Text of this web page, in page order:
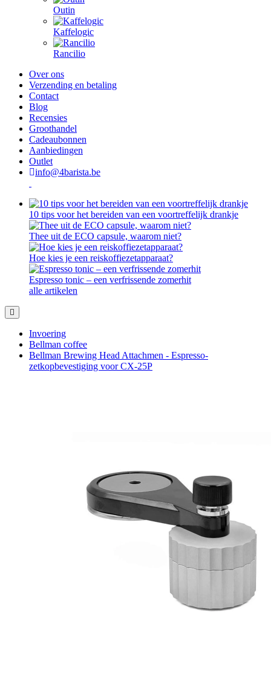
Outin
Kaffelogic
Rancilio
Over ons
Verzending en betaling
Contact
Blog
Recensies
Groothandel
Cadeaubonnen
Aanbiedingen
Outlet
info@4barista.be
10 tips voor het bereiden van een voortreffelijk drankje
Thee uit de ECO capsule, waarom niet?
Hoe kies je een reiskoffiezetapparaat?
Espresso tonic – een verfrissende zomerhit
alle artikelen
Invoering
Bellman coffee
Bellman Brewing Head Attachmen - Espresso-
zetkopbevestiging voor CX-25P